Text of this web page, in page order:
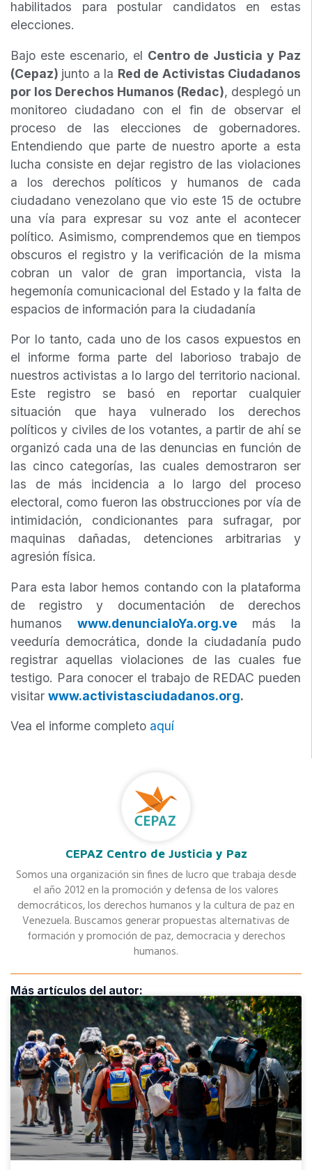
habilitados para postular candidatos en estas
elecciones.
Bajo este escenario, el Centro de Justicia y Paz
(Cepaz) junto a la Red de Activistas Ciudadanos
por los Derechos Humanos (Redac), desplegó un
monitoreo ciudadano con el fin de observar el
proceso de las elecciones de gobernadores.
Entendiendo que parte de nuestro aporte a esta
lucha consiste en dejar registro de las violaciones
a los derechos políticos y humanos de cada
ciudadano venezolano que vio este 15 de octubre
una vía para expresar su voz ante el acontecer
político. Asimismo, comprendemos que en tiempos
obscuros el registro y la verificación de la misma
cobran un valor de gran importancia, vista la
hegemonía comunicacional del Estado y la falta de
espacios de información para la ciudadanía
Por lo tanto, cada uno de los casos expuestos en
el informe forma parte del laborioso trabajo de
nuestros activistas a lo largo del territorio nacional.
Este registro se basó en reportar cualquier
situación que haya vulnerado los derechos
políticos y civiles de los votantes, a partir de ahí se
organizó cada una de las denuncias en función de
las cinco categorías, las cuales demostraron ser
las de más incidencia a lo largo del proceso
electoral, como fueron las obstrucciones por vía de
intimidación, condicionantes para sufragar, por
maquinas dañadas, detenciones arbitrarias y
agresión física.
Para esta labor hemos contando con la plataforma
de registro y documentación de derechos
humanos www.denuncialoYa.org.ve
más la
veeduría democrática, donde la ciudadanía pudo
registrar aquellas violaciones de las cuales fue
testigo. Para conocer el trabajo de REDAC pueden
visitar www.activistasciudadanos.org.
Vea el informe completo aquí
CEPAZ Centro de Justicia y Paz
Somos una organización sin fines de lucro que trabaja desde
el año 2012 en la promoción y defensa de los valores
democráticos, los derechos humanos y la cultura de paz en
Venezuela. Buscamos generar propuestas alternativas de
formación y promoción de paz, democracia y derechos
humanos.
Más artículos del autor: